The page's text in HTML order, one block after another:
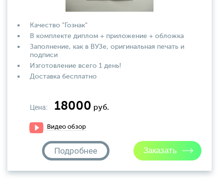
Качество "Гознак"
В комплекте диплом + приложение + обложка
Заполнение, как в ВУЗе, оригинальная печать и
подписи
Изготовление всего 1 день!
Доставка бесплатно
Цена: 18000 руб.
Видео обзор
Подробнее